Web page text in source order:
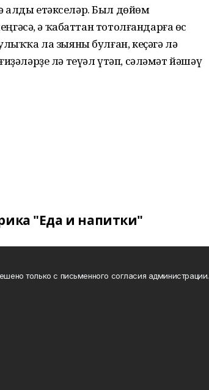
етәкселәр. Был дөйөм
ә ҡабаттан тотолғандарға өс
ла зыяны булған, кеҫәгә лә
лә теүәл үтәп, сәләмәт йәшәү
"Еда и напитки"
только с письменного согласия администрации.